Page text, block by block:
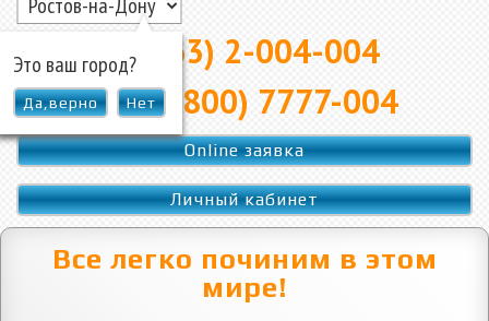
▲
Это ваш город?
Да,верно Нет
8 (863) 2-004-004
8 (800) 7777-004
Online заявка
Личный кабинет
Все легко починим в этом
мире!